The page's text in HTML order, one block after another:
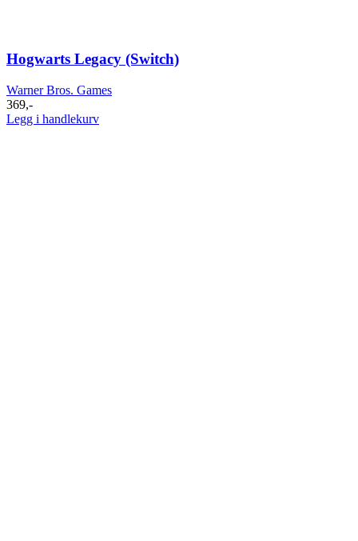
Hogwarts Legacy (Switch)
Warner Bros. Games
369,-
Legg i handlekurv